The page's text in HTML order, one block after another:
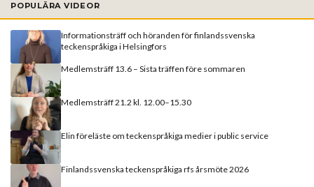
POPULÄRA VIDEOR
Informationsträff och höranden för finlandssvenska
teckenspråkiga i Helsingfors
Medlemsträff 13.6 – Sista träffen före sommaren
Medlemsträff 21.2 kl. 12.00–15.30
Elin föreläste om teckenspråkiga medier i public service
Finlandssvenska teckenspråkiga rfs årsmöte 2026